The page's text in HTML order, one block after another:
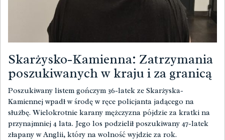
Skarżysko-Kamienna: Zatrzymania
poszukiwanych w kraju i za granicą
Poszukiwany listem gończym 36-latek ze Skarżyska-
Kamiennej wpadł w środę w ręce policjanta jadącego na
służbę. Wielokrotnie karany mężczyzna pójdzie za kratki na
przynajmniej 4 lata. Jego los podzielił poszukiwany 47-latek
złapany w Anglii, który na wolność wyjdzie za rok.